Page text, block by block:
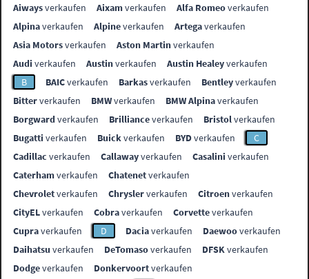
Aiwaysverkaufen Aixamverkaufen Alfa Romeoverkaufen
Alpinaverkaufen Alpineverkaufen Artegaverkaufen
Asia Motorsverkaufen Aston Martinverkaufen
Audi verkaufen Austinverkaufen Austin Healeyverkaufen
B
BAICverkaufen Barkasverkaufen Bentleyverkaufen
Bitterverkaufen BMWverkaufen BMW Alpinaverkaufen
Borgwardverkaufen Brillianceverkaufen Bristolverkaufen
Bugatti verkaufen Buickverkaufen BYDverkaufen
C
Cadillac verkaufen Callawayverkaufen Casalini verkaufen
Caterhamverkaufen Chatenetverkaufen
Chevroletverkaufen Chryslerverkaufen Citroenverkaufen
CityELverkaufen Cobraverkaufen Corvetteverkaufen
Cupraverkaufen D Daciaverkaufen Daewooverkaufen
Daihatsu verkaufen DeTomasoverkaufen DFSKverkaufen
Dodgeverkaufen Donkervoortverkaufen